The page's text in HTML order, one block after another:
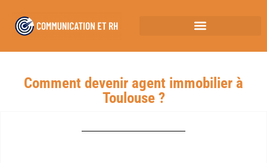
Comment devenir agent immobilier à
Toulouse​ ?